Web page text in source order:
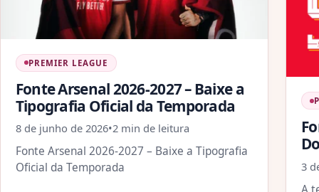
PREMIER LEAGUE
Fonte Arsenal 2026-2027 – Baixe a
Tipografia Oficial da Temporada
8 de junho de 2026•2 min de leitura
Fonte Arsenal 2026-2027 – Baixe a Tipografia
Oficial da Temporada
3